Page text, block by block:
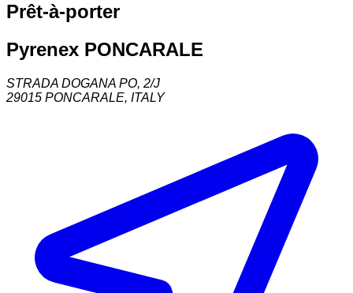
Prêt-à-porter
Pyrenex PONCARALE
STRADA DOGANA PO, 2/J
29015 PONCARALE, ITALY